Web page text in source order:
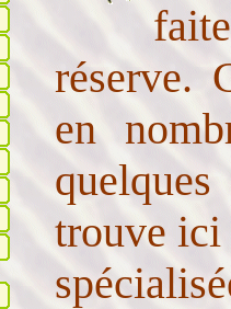
réserve.
en
trouve ici